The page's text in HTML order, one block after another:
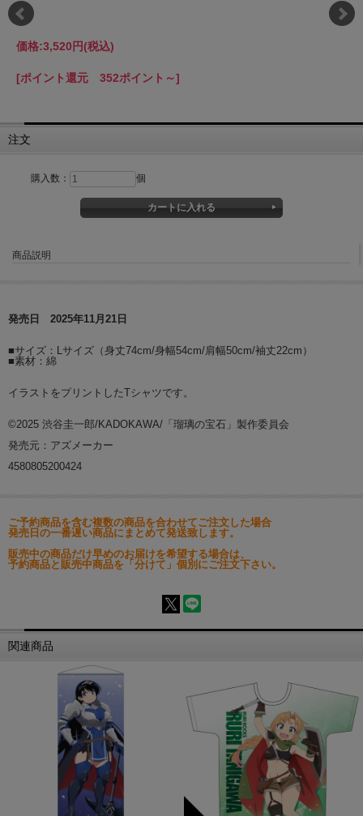
価格:3,520円(税込)
[ポイント還元 352ポイント～]
注文
購入数： 個
商品説明
発売日 2025年11月21日
■サイズ：Lサイズ（身丈74cm/身幅54cm/肩幅50cm/袖丈22cm）
■素材：綿
イラストをプリントしたTシャツです。
©2025 渋谷圭一郎/KADOKAWA/「瑠璃の宝石」製作委員会
発売元：アズメーカー
4580805200424
ご予約商品を含む複数の商品を合わせてご注文した場合
発売日の一番遅い商品にまとめて発送致します。
販売中の商品だけ早めのお届けを希望する場合は、
予約商品と販売中商品を「分けて」個別にご注文下さい。
関連商品